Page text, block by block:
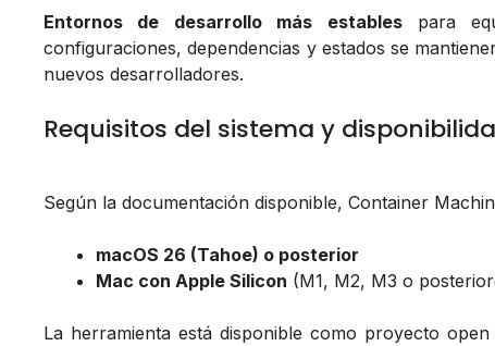
Entornos de desarrollo más establespara
configuraciones, dependencias y estados se
nuevos desarrolladores.
Requisitos del sistema y
Según la documentación disponible, Container
macOS 26 (Tahoe) o posterior
Mac con Apple Silicon (M1, M2, M3 o
La herramienta está disponible como proyecto